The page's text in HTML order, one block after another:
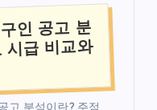
인 공고 분
시급 비교와